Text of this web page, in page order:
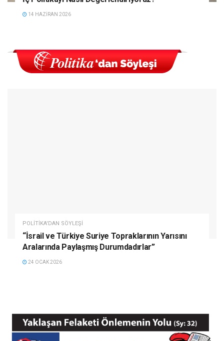
14 HAZIRAN 2026
POLITIKA'DAN SÖYLEŞI
“İsrail ve Türkiye Suriye Topraklarının Yarısını
Aralarında Paylaşmış Durumdadırlar”
24 OCAK 2026